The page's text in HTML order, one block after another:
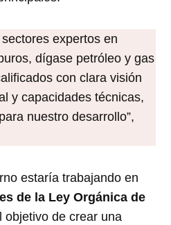
expertos en
dígase petróleo y gas
con clara visión
y capacidades técnicas,
nuestro desarrollo”,
estaría trabajando en
de la Ley Orgánica de
objetivo de crear una